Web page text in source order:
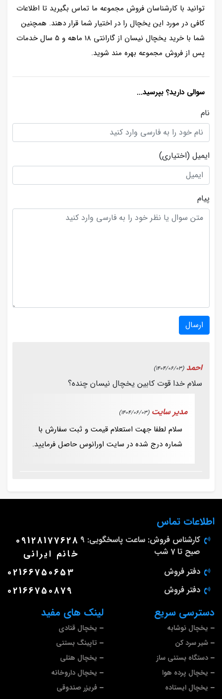
توانید با کارشناسان فروش مجموعه ما تماس بگیرید تا اطلاعات
کافی در مورد این یخچال را در اختیار شما قرار دهند. همچنین
شما با خرید یخچال نیسان از گارانتی 18 ماهه و 5 سال خدمات
پس از فروش مجموعه بهره مند شوید.
سوالی دارید؟ بپرسید...
نام
ایمیل (اختیاری)
پیام
ارسال
احمد (1404/06/03)
سلام خدا قوت کابین یخچال نیسان چنده؟
مدیر سایت (1404/06/03)
سلام لطفا جهت استعلام قیمت و ثبت سفارش با
شماره درج شده در سایت اورانوس حاصل فرمایید.
لینک های مفید
یخچال قنادی
تاپینگ بستنی
یخچال هتلی
یخچال داروخانه
فریزر صندوقی
دسترسی سریع
یخچال نوشابه
شیر سرد کن
دستگاه بستنی ساز
یخچال پرده هوا
یخچال ایستاده
اطلاعات تماس
کارشناس فروش: ساعت پاسخگویی: 9
صبح تا 7 شب
09128177628
خانم ایرانی
دفتر فروش 02166750653
دفتر فروش 02166750879